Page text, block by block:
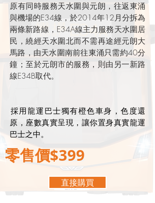
原有同時服務天水圍與元朗，往返東涌
與機場的E34線，於2014年12月分拆為
兩條新路線，E34A線主力服務天水圍居
民，繞經天水圍北而不需再途經元朗大
馬路，由天水圍南前往東涌只需約40分
鐘；至於元朗市的服務，則由另一新路
線E34B取代。
​採用龍運巴士獨有橙色車身，色度還
原，座數真實呈現，讓你置身真實龍運
巴士之中。
零售價$399
直接購買